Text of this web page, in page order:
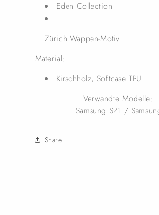
Eden Collection
Zürich Wappen-Motiv
Material:
Kirschholz, Softcase TPU
Verwandte Modelle:
Samsung S21 /
Share